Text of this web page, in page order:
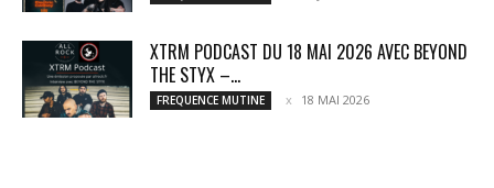
XTRM PODCAST DU 18 MAI 2026 AVEC BEYOND
THE STYX –...
FREQUENCE MUTINE 18 MAI 2026